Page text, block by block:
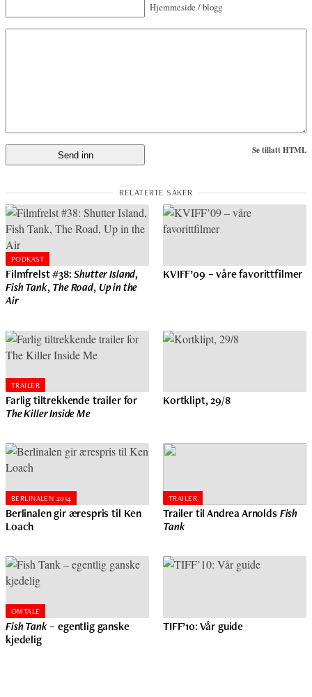
Hjemmeside / blogg
Se tillatt HTML
PODKAST
Filmfrelst #38:Shutter Island,
Fish Tank,The Road, Up in the
Air
KVIFF’09 – våre favorittfilmer
TRAILER
Farlig tiltrekkende trailer for
The Killer Inside Me
Kortklipt, 29/8
BERLINALEN 2014
Berlinalen gir ærespris til Ken
Loach
TRAILER
Trailer til Andrea ArnoldsFish
Tank
OMTALE
Fish Tank– egentlig ganske
kjedelig
TIFF’10: Vår guide